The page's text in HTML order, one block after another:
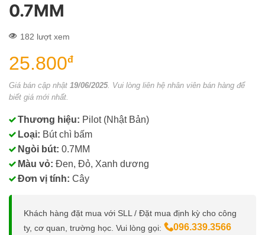
0.7MM
182 lượt xem
25.800đ
Giá bán cập nhật 19/06/2025. Vui lòng liên hệ nhân viên bán hàng để
biết giá mới nhất.
Thương hiệu: Pilot (Nhật Bản)
Loại: Bút chì bấm
Ngòi bút: 0.7MM
Màu vỏ: Đen, Đỏ, Xanh dương
Đơn vị tính: Cây
Khách hàng đặt mua với SLL / Đặt mua định kỳ cho công
ty, cơ quan, trường học. Vui lòng gọi:
096.339.3566